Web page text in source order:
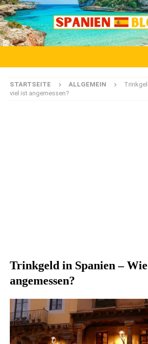
STARTSEITE ALLGEMEIN
viel ist angemessen?
Trinkgeld in Spanien –
angemessen?